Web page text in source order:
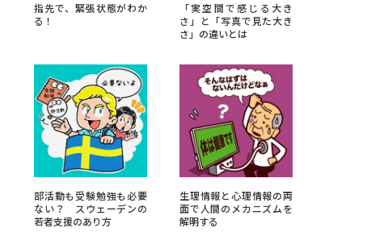
・発送状況の確認 テレメール
お支払いサイト
訂正のご案内
指先で、緊張状態がわか
る！
「実空間で感じる大き
さ」と「写真で見た大き
さ」の違いとは
部活動も受験勉強も必要
ない？ スウェーデンの
若者支援のあり方
生理情報と心理情報の両
面で人間のメカニズムを
解明する